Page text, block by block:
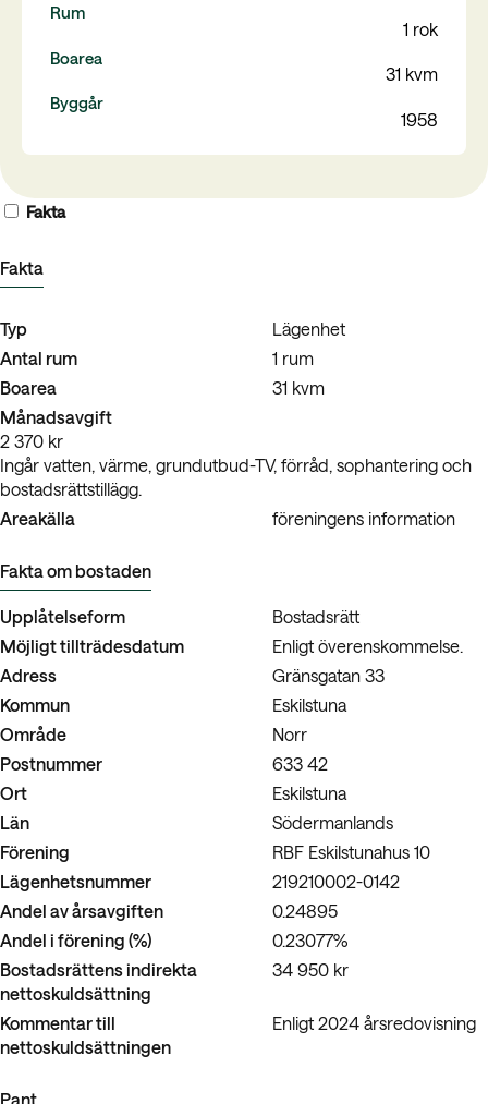
Rum
1 rok
Boarea
31 kvm
Byggår
1958
Fakta
Fakta
Typ
Lägenhet
Antal rum
1 rum
Boarea
31 kvm
Månadsavgift
2 370 kr
Ingår vatten, värme, grundutbud-TV, förråd, sophantering och
bostadsrättstillägg.
Areakälla
föreningens information
Fakta om bostaden
Upplåtelseform
Bostadsrätt
Möjligt tillträdesdatum
Enligt överenskommelse.
Adress
Gränsgatan 33
Kommun
Eskilstuna
Område
Norr
Postnummer
633 42
Ort
Eskilstuna
Län
Södermanlands
Förening
RBF Eskilstunahus 10
Lägenhetsnummer
219210002-0142
Andel av årsavgiften
0.24895
Andel i förening (%)
0.23077%
Bostadsrättens indirekta
nettoskuldsättning
34 950 kr
Kommentar till
nettoskuldsättningen
Enligt 2024 årsredovisning
Pant